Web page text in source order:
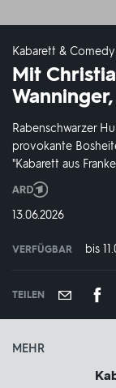
Kabarett & Comedy
Mit
Rabenschwarzer
provokante
"Kabarett aus
Produktionsland
und
jahr:
DATUM:
13.06.2026
VERFÜGBAR bis
TEILEN
MEHR